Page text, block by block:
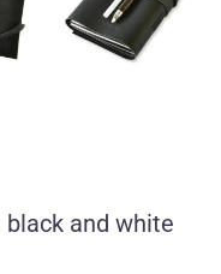
and white